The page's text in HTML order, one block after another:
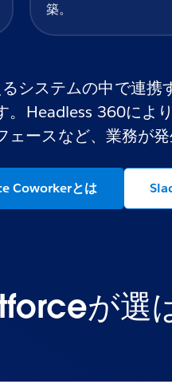
築。
システムの中で連
。Headless 360によ
ェースなど、業務が
Coworkerとは
が選